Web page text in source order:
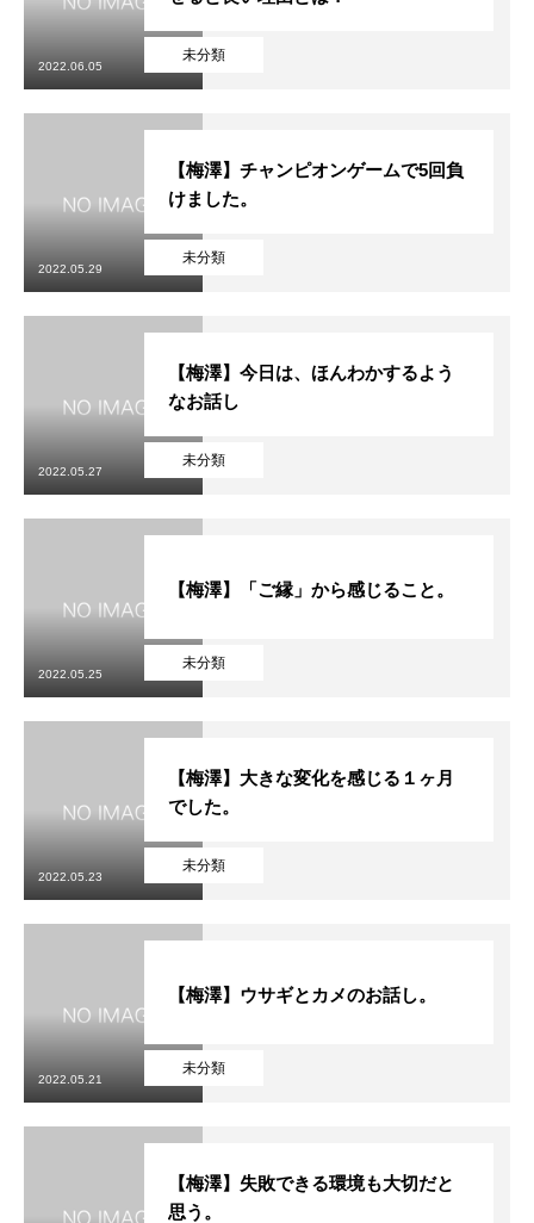
未分類
2022.06.05
未分類
【梅澤】チャンピオンゲームで5回負
けました。
2022.05.29
未分類
【梅澤】今日は、ほんわかするよう
なお話し
2022.05.27
未分類
【梅澤】「ご縁」から感じること。
2022.05.25
未分類
【梅澤】大きな変化を感じる１ヶ月
でした。
2022.05.23
未分類
【梅澤】ウサギとカメのお話し。
2022.05.21
【梅澤】失敗できる環境も大切だと
思う。